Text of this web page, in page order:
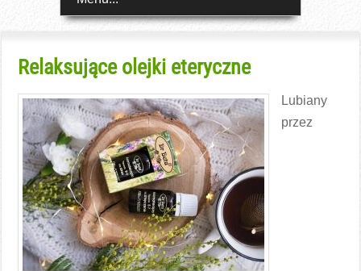
Relaksujące olejki eteryczne
Lubiany
przez